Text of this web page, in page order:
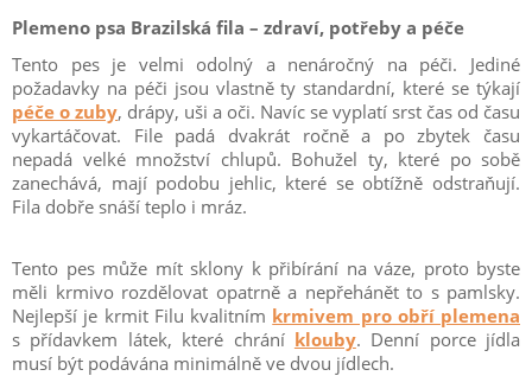
Plemeno psa Brazilská fila – zdraví, potřeby a péče
Tento pes je velmi odolný a nenáročný na péči. Jediné
požadavky na péči jsou vlastně ty standardní, které se týkají
péče o zuby, drápy, uši a oči. Navíc se vyplatí srst čas od času
vykartáčovat. File padá dvakrát ročně a po zbytek času
nepadá velké množství chlupů. Bohužel ty, které po sobě
zanechává, mají podobu jehlic, které se obtížně odstraňují.
Fila dobře snáší teplo i mráz.
Tento pes může mít sklony k přibírání na váze, proto byste
měli krmivo rozdělovat opatrně a nepřehánět to s pamlsky.
Nejlepší je krmit Filu kvalitním krmivem pro obří plemena
s přídavkem látek, které chrání klouby. Denní porce jídla
musí být podávána minimálně ve dvou jídlech.